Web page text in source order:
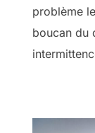
problème
boucan du